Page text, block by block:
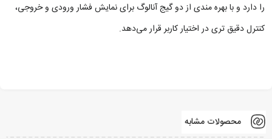
را دارد و با بهره‌ مندی از دو گیج آنالوگ برای نمایش فشار ورودی و خروجی،
کنترل دقیق‌ تری در اختیار کاربر قرار می‌دهد.
محصولات مشابه